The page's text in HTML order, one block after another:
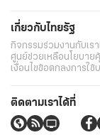
เกี่ยวกับไทยรัฐ
กิจกรรมร่วมงานกับเรา
ศูนย์ช่วยเหลือนโยบาย
เงื่อนไขข้อตกลงการใช้
ติดตามเราได้ที่